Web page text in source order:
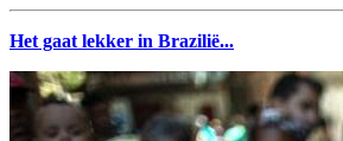
Het gaat lekker in Brazilië...